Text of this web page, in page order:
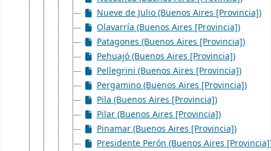
Nueve de Julio (Buenos Aires [Provincia])
Olavarría (Buenos Aires [Provincia])
Patagones (Buenos Aires [Provincia])
Pehuajó (Buenos Aires [Provincia])
Pellegrini (Buenos Aires [Provincia])
Pergamino (Buenos Aires [Provincia])
Pila (Buenos Aires [Provincia])
Pilar (Buenos Aires [Provincia])
Pinamar (Buenos Aires [Provincia])
Presidente Perón (Buenos Aires